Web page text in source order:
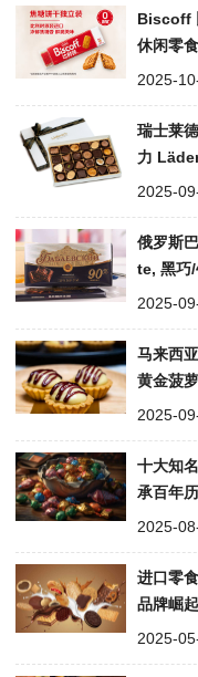
Biscoff
休闲零
2025-
瑞士莱
力
2025-
俄罗斯
te, 黑巧
2025-
马来西
黄金菠
2025-
十大知
承百年
2025-
进口零
品牌崛
2025-